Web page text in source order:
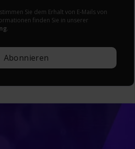
Sie dem Erhalt von E-Mails von
finden Sie in unserer
.